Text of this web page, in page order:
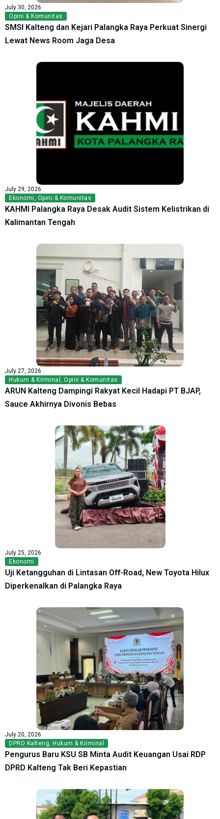
July 30, 2026
Opini & Komunitas
SMSI Kalteng dan Kejari Palangka Raya Perkuat Sinergi
Lewat News Room Jaga Desa
July 29, 2026
Ekonomi
Opini & Komunitas
KAHMI Palangka Raya Desak Audit Sistem Kelistrikan di
Kalimantan Tengah
July 27, 2026
Hukum & Kriminal
Opini & Komunitas
ARUN Kalteng Dampingi Rakyat Kecil Hadapi PT BJAP,
Sauce Akhirnya Divonis Bebas
July 25, 2026
Ekonomi
Uji Ketangguhan di Lintasan Off-Road, New Toyota Hilux
Diperkenalkan di Palangka Raya
July 20, 2026
DPRD Kalteng Hukum & Kriminal
Pengurus Baru KSU SB Minta Audit Keuangan Usai RDP
DPRD Kalteng Tak Beri Kepastian